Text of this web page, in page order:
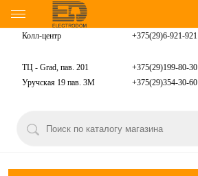
Колл-центр +375(29)6-921-921
ТЦ - Grad, пав. 201 +375(29)199-80-30
Уручская 19 пав. 3М +375(29)354-30-60